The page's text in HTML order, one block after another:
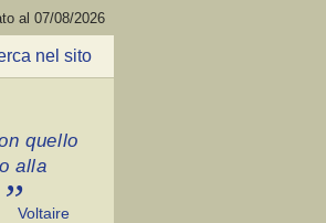
al 07/08/2026
nel sito
quello
alla
Voltaire